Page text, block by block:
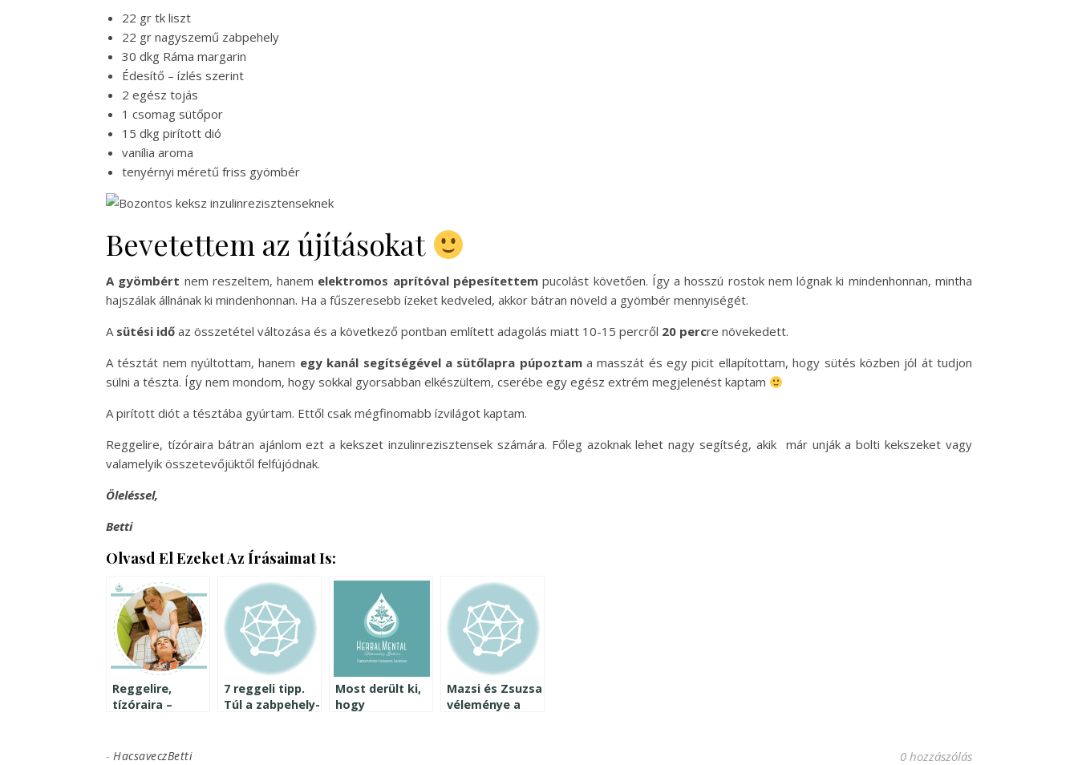
22 gr tk liszt
22 gr nagyszemű zabpehely
30 dkg Ráma margarin
Édesítő – ízlés szerint
2 egész tojás
1 csomag sütőpor
15 dkg pirított dió
vanília aroma
tenyérnyi méretű friss gyömbér
Bevetettem az újításokat
A gyömbért nem reszeltem, hanem elektromos aprítóval pépesítettempucolást követően. Így a hosszú rostok nem lógnak ki mindenhonnan, mintha
hajszálak állnának ki mindenhonnan. Ha a fűszeresebb ízeket kedveled, akkor bátran növeld a gyömbér mennyiségét.
A sütési idő az összetétel változása és a következő pontban említett adagolás miatt 10-15 percről 20 percre növekedett.
A tésztát nem nyúltottam, hanem egy kanál segítségével a sütőlapra púpoztama masszát és egy picit ellapítottam, hogy sütés közben jól át tudjon
sülni a tészta. Így nem mondom, hogy sokkal gyorsabban elkészültem, cserébe egy egész extrém megjelenést kaptam
A pirított diót a tésztába gyúrtam. Ettől csak mégfinomabb ízvilágot kaptam.
Reggelire, tízóraira bátran ajánlom ezt a kekszet inzulinrezisztensek számára. Főleg azoknak lehet nagy segítség, akik már unják a bolti kekszeket vagy
valamelyik összetevőjüktől felfújódnak.
Öleléssel,
Betti
Olvasd El Ezeket Az Írásaimat Is:
Reggelire,
tízóraira –
keksz
7 reggeli tipp.
Túl a zabpehely-
Most derült ki,
hogy
Mazsi és Zsuzsa
véleménye a
- HacsaveczBetti 0 hozzászólás